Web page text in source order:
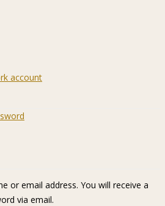
account
or email address. You will receive a
via email.